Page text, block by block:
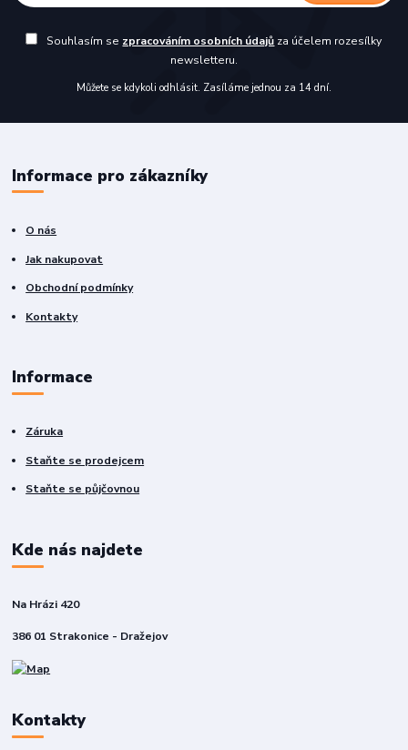
Souhlasím se zpracováním osobních údajů za účelem rozesílky
newsletteru.
Můžete se kdykoli odhlásit. Zasíláme jednou za 14 dní.
Informace pro zákazníky
O nás
Jak nakupovat
Obchodní podmínky
Kontakty
Informace
Záruka
Staňte se prodejcem
Staňte se půjčovnou
Kde nás najdete
Na Hrázi 420
386 01 Strakonice - Dražejov
Kontakty